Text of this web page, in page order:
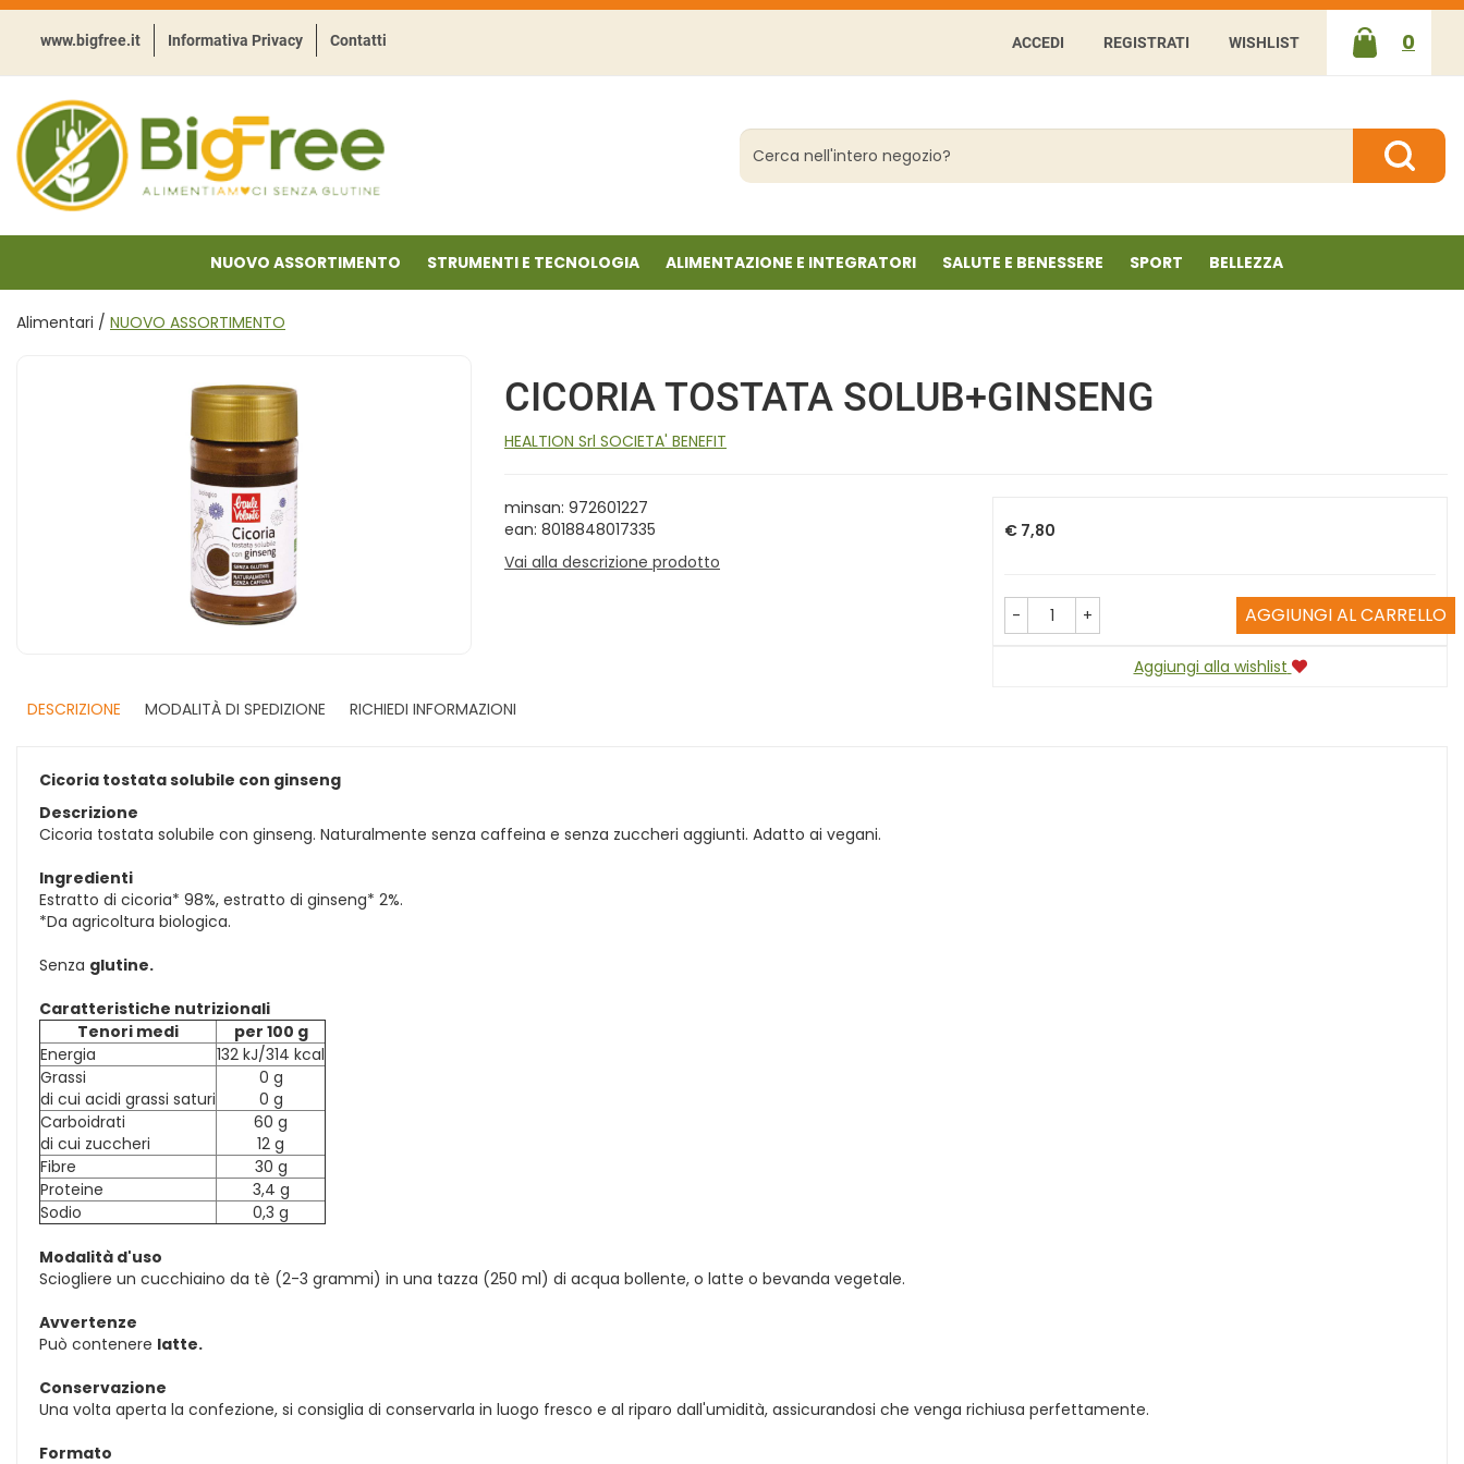
Passa
principale
www.bigfree.it Informativa Privacy Contatti ACCEDI REGISTRATI WISHLIST 0
ARTICOLI
INSERITI
BigFree
-
Punto
celiachia
Cerca
Prodotto
Cerca
NUOVO ASSORTIMENTO STRUMENTI E TECNOLOGIA ALIMENTAZIONE E INTEGRATORI SALUTE E BENESSERE SPORT BELLEZZA
Alimentari / NUOVO ASSORTIMENTO
CICORIA TOSTATA SOLUB+GINSENG
HEALTION Srl SOCIETA' BENEFIT
minsan: 972601227
ean: 8018848017335
Vai alla descrizione prodotto
Prezzo
€ 7,80
- + AGGIUNGI AL CARRELLO
Aggiungi alla wishlist
DESCRIZIONE
MODALITÀ DI SPEDIZIONE RICHIEDI INFORMAZIONI
Cicoria tostata solubile con ginseng
Descrizione
Cicoria tostata solubile con ginseng. Naturalmente senza caffeina e senza zuccheri aggiunti. Adatto ai vegani.
Ingredienti
Estratto di cicoria* 98%, estratto di ginseng* 2%.
*Da agricoltura biologica.
Senza glutine.
Caratteristiche nutrizionali
Tenori medi
per 100 g
Energia
132 kJ/314 kcal
Grassi
di cui acidi grassi saturi
0 g
0 g
Carboidrati
di cui zuccheri
60 g
12 g
Fibre
30 g
Proteine
3,4 g
Sodio
0,3 g
Modalità d'uso
Sciogliere un cucchiaino da tè (2-3 grammi) in una tazza (250 ml) di acqua bollente, o latte o bevanda vegetale.
Avvertenze
Può contenere latte.
Conservazione
Una volta aperta la confezione, si consiglia di conservarla in luogo fresco e al riparo dall'umidità, assicurandosi che venga richiusa perfettamente.
Formato